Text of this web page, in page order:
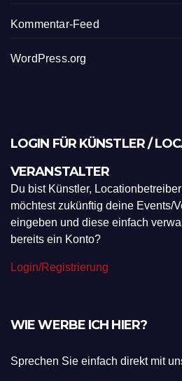
Kommentar-Feed
WordPress.org
LOGIN FÜR KÜNSTLER /
VERANSTALTER
Du bist Künstler,
möchtest zukünftig deine Events/
eingeben und diese einfach
bereits ein Konto?
Login/Registrierung
WIE WERBE ICH HIER?
Sprechen Sie einfach direkt mit